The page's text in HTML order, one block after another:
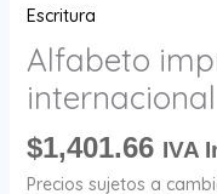
Escritura
Alfabeto
$1,401.66 IVA
Precios sujetos a
Azul
cantidad